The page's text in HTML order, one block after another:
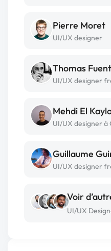
Pierre Moret
UI/UX designer
Thomas
UI/UX designer
Mehdi El
UI/UX designer à
Guillaume
UI/UX designer
Voir
UI/UX